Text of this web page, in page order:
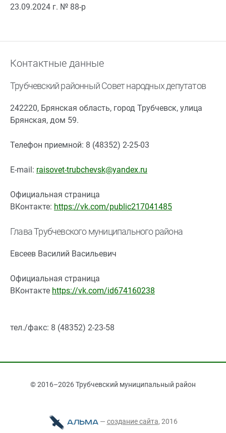
23.09.2024 г. № 88-р
Контактные данные
Трубчевский районный Совет народных депутатов
242220, Брянская область, город Трубчевск, улица
Брянская, дом 59.
Телефон приемной: 8 (48352) 2-25-03
E-mail: raisovet-trubchevsk@yandex.ru
Официальная страница
ВКонтакте: https://vk.com/public217041485
Глава Трубчевского муниципального района
Евсеев Василий Васильевич
Официальная страница
ВКонтакте https://vk.com/id674160238
тел./факс: 8 (48352) 2-23-58
© 2016–2026 Трубчевский муниципальный район
— cоздание сайта, 2016